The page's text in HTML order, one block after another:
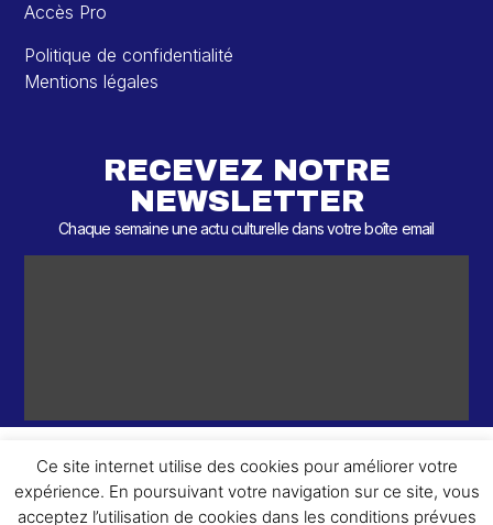
Accès Pro
Politique de confidentialité
Mentions légales
RECEVEZ NOTRE
NEWSLETTER
Chaque semaine une actu culturelle dans votre boîte email
© 2026 – 2 ème Round – Tous droits réservés.
Ce site internet utilise des cookies pour améliorer votre
expérience. En poursuivant votre navigation sur ce site, vous
acceptez l’utilisation de cookies dans les conditions prévues